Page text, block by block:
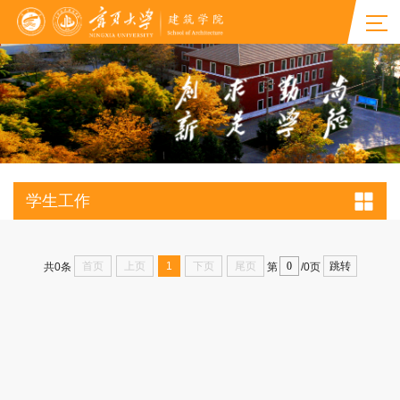
学生工作
共0条 首页 上页 1 下页 尾页 第 /0页 跳转